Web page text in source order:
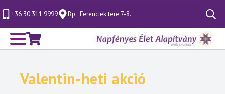
+36 30 311 9999 Bp., Ferenciek tere 7-8.
Search
for:
Valentin-heti akció